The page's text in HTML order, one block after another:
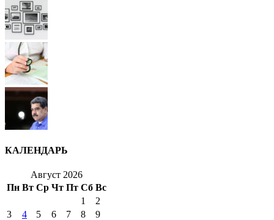
КАЛЕНДАРЬ
Август 2026
Пн Вт Ср Чт Пт Сб Вс
1
2
3
4 5 6 7 8
9